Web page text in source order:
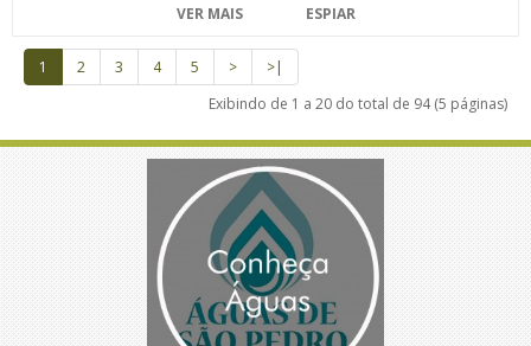
VER MAIS ESPIAR
1 2 3 4 5 >
>|
Exibindo de 1 a 20 do total de 94 (5 páginas)